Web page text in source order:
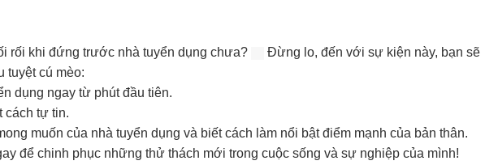
rối khi đứng trước nhà tuyển dụng chưa?
Đừng lo, đến với sự kiện này, bạn sẽ
tuyệt cú mèo:
dụng ngay từ phút đầu tiên.
cách tự tin.
muốn của nhà tuyển dụng và biết cách làm nổi bật điểm mạnh của bản thân.
để chinh phục những thử thách mới trong cuộc sống và sự nghiệp của mình!